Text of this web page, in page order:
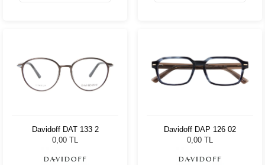
Davidoff DAT 133 2
0,00 TL
Davidoff DAP 126 02
0,00 TL